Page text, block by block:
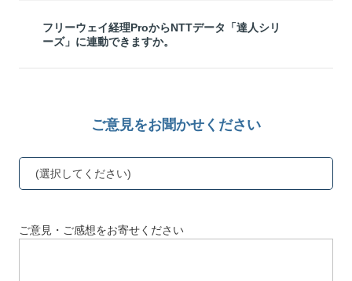
フリーウェイ経理ProからNTTデータ「達人シリ
ーズ」に連動できますか。
ご意見をお聞かせください
(選択してください)
ご意見・ご感想をお寄せください